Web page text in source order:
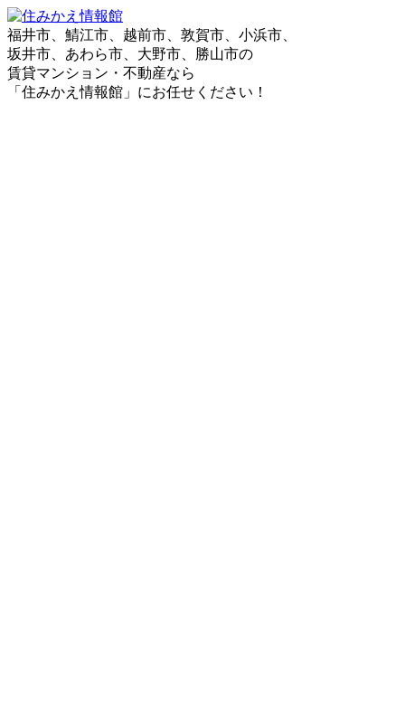
福井市、鯖江市、越前市、敦賀市、小浜市、
坂井市、あわら市、大野市、勝山市の
賃貸マンション・不動産なら
「住みかえ情報館」にお任せください！